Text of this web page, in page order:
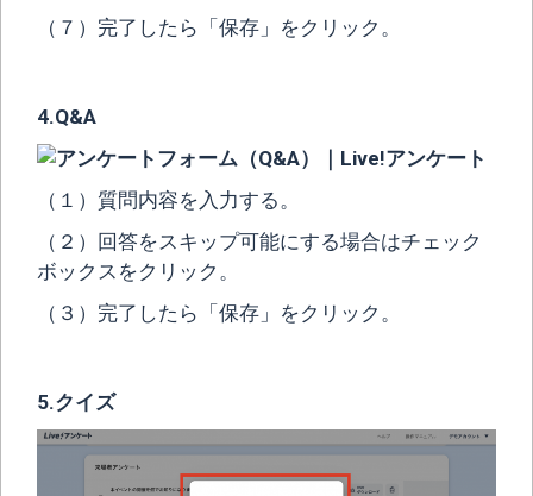
（７）完了したら「保存」をクリック。
4.Q&A
（１）質問内容を入力する。
（２）回答をスキップ可能にする場合はチェック
ボックスをクリック。
（３）完了したら「保存」をクリック。
5.クイズ